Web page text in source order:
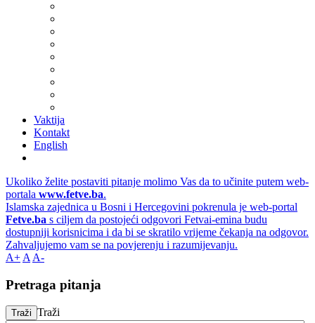
Vaktija
Kontakt
English
Ukoliko želite postaviti pitanje molimo Vas da to učinite putem web-
portala www.fetve.ba.
Islamska zajednica u Bosni i Hercegovini pokrenula je web-portal
Fetve.ba s ciljem da postojeći odgovori Fetvai-emina budu
dostupniji korisnicima i da bi se skratilo vrijeme čekanja na odgovor.
Zahvaljujemo vam se na povjerenju i razumijevanju.
A+ A A-
Pretraga pitanja
Traži Traži